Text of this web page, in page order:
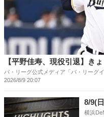
【平野佳寿、現役引退】き
パ・リーグ公式メディア「パ・リーグイ
2026/8/9 20:07
8/9(
横浜